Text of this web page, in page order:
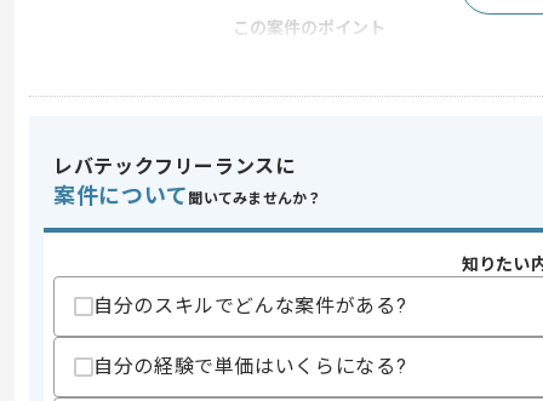
この案件のポイント
特徴
長期プロジェクト
求めるスキル
・Webアプリケーションの開発経験
・Linux開発3年以上
・HTML、CSS、JavaScriptの基本的知
歓迎スキル
レバテックフリーランスに
案件について 聞いてみませんか？
知りたい
自分のスキルでどんな案件がある?
自分の経験で単価はいくらになる?